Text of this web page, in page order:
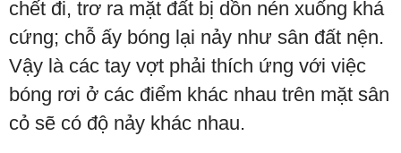
chết đi, trơ ra mặt đất bị dồn nén xuống khá
cứng; chỗ ấy bóng lại nảy như sân đất nện.
Vậy là các tay vợt phải thích ứng với việc
bóng rơi ở các điểm khác nhau trên mặt sân
cỏ sẽ có độ nảy khác nhau.